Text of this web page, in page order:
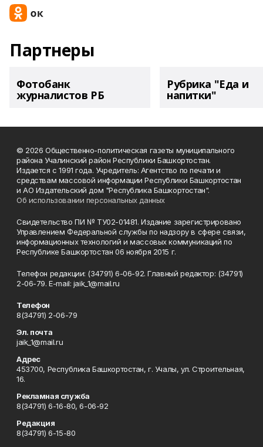
Партнеры
Фотобанк
журналистов РБ
Рубрика "Еда и
напитки"
© 2026 Общественно-политическая газеты муниципального
района Учалинский район Республики Башкортостан.
Издается с 1991 года. Учредитель: Агентство по печати и
средствам массовой информации Республики Башкортостан
и АО Издательский дом "Республика Башкортостан".
Об использовании персональных данных
Свидетельство ПИ № ТУ02-01481. Издание зарегистрировано
Управлением Федеральной службы по надзору в сфере связи,
информационных технологий и массовых коммуникаций по
Республике Башкортостан 06 ноября 2015 г.
Телефон редакции: (34791) 6-06-92. Главный редактор: (34791)
2-06-79. Е-mаil: jaik_1@mail.ru
Телефон
8(34791) 2-06-79
Эл. почта
jaik_1@mail.ru
Адрес
453700, Республика Башкортостан, г. Учалы, ул. Строительная,
16.
Рекламная служба
8(34791) 6-16-80, 6-06-92
Редакция
8(34791) 6-15-80